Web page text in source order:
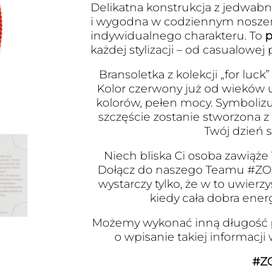
Delikatna konstrukcja z
i wygodna w codziennym
indywidualnego charakteru. To
każdej stylizacji – od casualowej
Bransoletka z kolekcji „for
Kolor czerwony już od wieków
kolorów, pełen mocy.
szczęście zostanie stworzona
Twój dzień
Niech bliska Ci osoba zawiąże
Dołącz do naszego Teamu
wystarczy tylko, że w to
kiedy cała dobra
Możemy wykonać inną
o wpisanie takiej informacji